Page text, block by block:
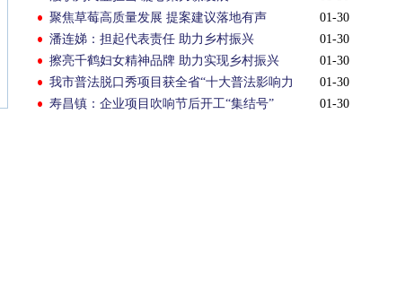
01-30
聚焦草莓高质量发展 提案建议落地有声
01-30
潘连娣：担起代表责任 助力乡村振兴
01-30
擦亮千鹤妇女精神品牌 助力实现乡村振兴
01-30
我市普法脱口秀项目获全省“十大普法影响力
事件”（提名奖）
01-30
寿昌镇：企业项目吹响节后开工“集结号”